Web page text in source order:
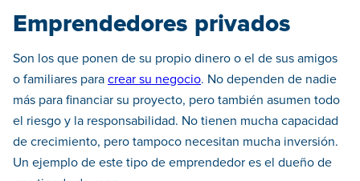
Emprendedores privados
Son los que ponen de su propio dinero o el de sus amigos
o familiares para crear su negocio. No dependen de nadie
más para financiar su proyecto, pero también asumen todo
el riesgo y la responsabilidad. No tienen mucha capacidad
de crecimiento, pero tampoco necesitan mucha inversión.
Un ejemplo de este tipo de emprendedor es el dueño de